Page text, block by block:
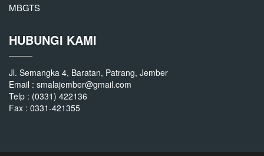
MBGTS
HUBUNGI KAMI
Jl. Semangka 4, Baratan, Patrang, Jember
Email : smalajember@gmail.com
Telp : (0331) 422136
Fax : 0331-421355